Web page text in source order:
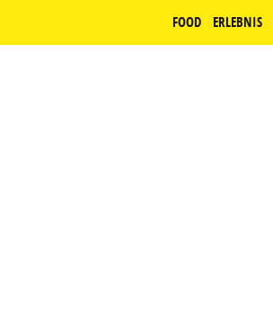
FOOD ERLEBNIS